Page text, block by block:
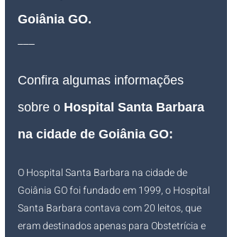
Goiânia GO.
___
Confira algumas informações
sobre o Hospital Santa Barbara
na cidade de Goiânia GO:
O Hospital Santa Barbara na cidade de
Goiânia GO foi fundado em 1999, o Hospital
Santa Barbara contava com 20 leitos, que
eram destinados apenas para Obstetrícia e